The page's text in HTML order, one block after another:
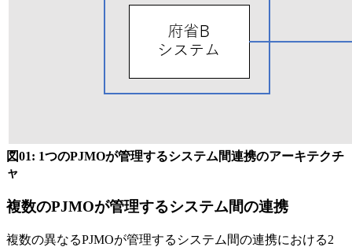
図01: 1つのPJMOが管理するシステム間連携のアーキテクチ
ャ
複数のPJMOが管理するシステム間の連携
複数の異なるPJMOが管理するシステム間の連携における2